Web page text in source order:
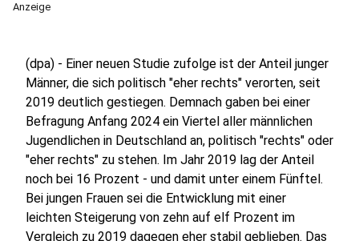
Anzeige
(dpa) - Einer neuen Studie zufolge ist der Anteil junger
Männer, die sich politisch "eher rechts" verorten, seit
2019 deutlich gestiegen. Demnach gaben bei einer
Befragung Anfang 2024 ein Viertel aller männlichen
Jugendlichen in Deutschland an, politisch "rechts" oder
"eher rechts" zu stehen. Im Jahr 2019 lag der Anteil
noch bei 16 Prozent - und damit unter einem Fünftel.
Bei jungen Frauen sei die Entwicklung mit einer
leichten Steigerung von zehn auf elf Prozent im
Vergleich zu 2019 dagegen eher stabil geblieben. Das